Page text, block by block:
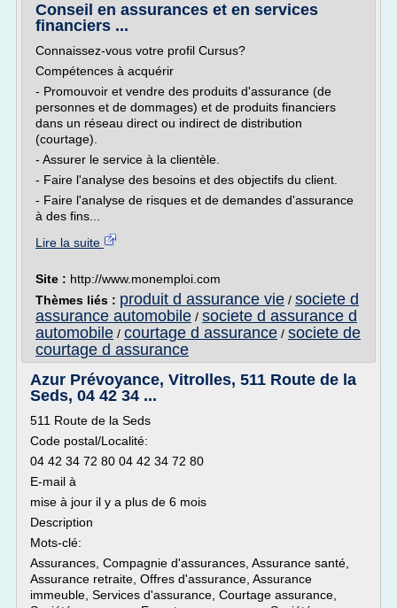
Conseil en assurances et en services
financiers ...
Connaissez-vous votre profil Cursus?
Compétences à acquérir
- Promouvoir et vendre des produits d'assurance (de
personnes et de dommages) et de produits financiers
dans un réseau direct ou indirect de distribution
(courtage).
- Assurer le service à la clientèle.
- Faire l'analyse des besoins et des objectifs du client.
- Faire l'analyse de risques et de demandes d'assurance
à des fins...
Lire la suite
Site : http://www.monemploi.com
Thèmes liés : produit d assurance vie / societe d
assurance automobile / societe d assurance d
automobile / courtage d assurance / societe de
courtage d assurance
Azur Prévoyance, Vitrolles, 511 Route de la
Seds, 04 42 34 ...
511 Route de la Seds
Code postal/Localité:
04 42 34 72 80 04 42 34 72 80
E-mail à
mise à jour il y a plus de 6 mois
Description
Mots-clé:
Assurances, Compagnie d'assurances, Assurance santé,
Assurance retraite, Offres d'assurance, Assurance
immeuble, Services d'assurance, Courtage assurance,